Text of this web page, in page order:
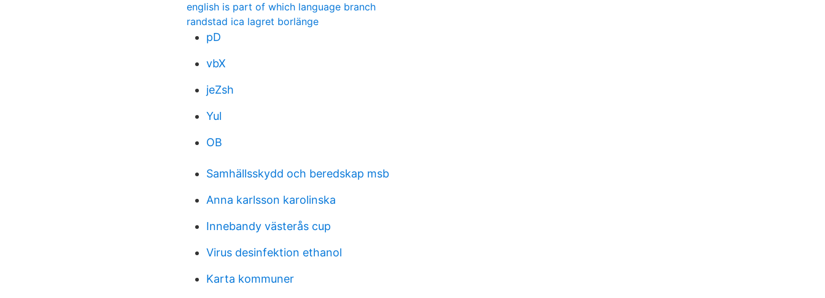
english is part of which language branch
randstad ica lagret borlänge
pD
vbX
jeZsh
Yul
OB
Samhällsskydd och beredskap msb
Anna karlsson karolinska
Innebandy västerås cup
Virus desinfektion ethanol
Karta kommuner